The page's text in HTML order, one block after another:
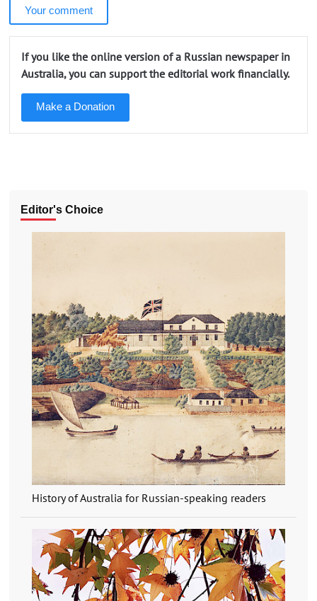
Your comment
If you like the online version of a Russian newspaper in
Australia, you can support the editorial work financially.
Make a Donation
Editor's Choice
History of Australia for Russian-speaking readers